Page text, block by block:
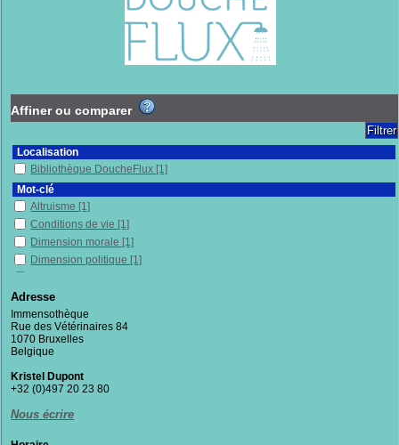
Affiner ou comparer
Localisation
Bibliothèque DoucheFlux [1]
Mot-clé
Altruisme [1]
Conditions de vie [1]
Dimension morale [1]
Dimension politique [1]
Soins de santé
Solidarité[1]
Théorie du care[1]
Vulnérabilité(s)
Section
Documentaires[1]
Adresse
Immensothèque
Rue des Vétérinaires 84
1070 Bruxelles
Belgique
Kristel Dupont
+32 (0)497 20 23 80
Nous écrire